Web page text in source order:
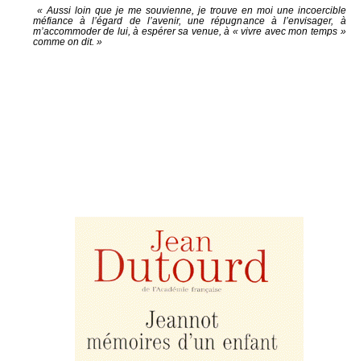
« Aussi loin que je me souvienne, je trouve en moi une incoercible
méfiance à l’égard de l’avenir, une répugnance à l’envisager, à
m’accommoder de lui, à espérer sa venue, à « vivre avec mon temps »
comme on dit. »